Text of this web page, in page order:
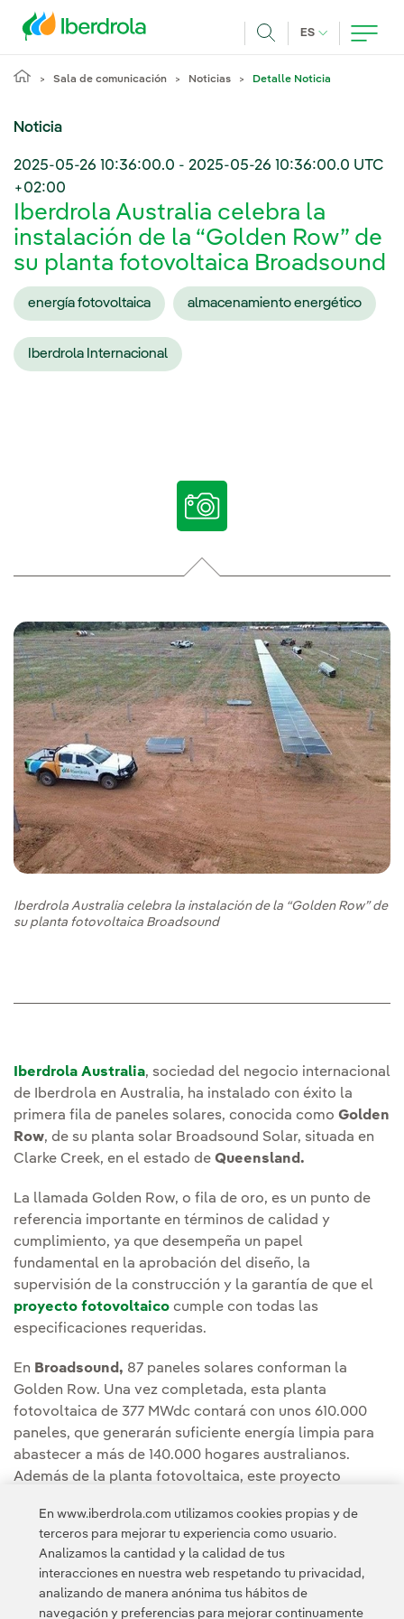
ES IDIOMA
Sala de comunicación Noticias Detalle Noticia
Noticia
2025-05-26 10:36:00.0 - 2025-05-26 10:36:00.0 UTC
+02:00
Iberdrola Australia celebra la
instalación de la “Golden Row” de
su planta fotovoltaica Broadsound
energía fotovoltaica almacenamiento energético
Iberdrola Internacional
Iberdrola Australia celebra la instalación de la “Golden Row” de
su planta fotovoltaica Broadsound
Iberdrola Australia, sociedad del negocio internacional
de Iberdrola en Australia, ha instalado con éxito la
primera fila de paneles solares, conocida como Golden
Row, de su planta solar Broadsound Solar, situada en
Clarke Creek, en el estado de Queensland.
La llamada Golden Row, o fila de oro, es un punto de
referencia importante en términos de calidad y
cumplimiento, ya que desempeña un papel
fundamental en la aprobación del diseño, la
supervisión de la construcción y la garantía de que el
proyecto fotovoltaico cumple con todas las
especificaciones requeridas.
En Broadsound, 87 paneles solares conforman la
Golden Row. Una vez completada, esta planta
fotovoltaica de 377 MWdc contará con unos 610.000
paneles, que generarán suficiente energía limpia para
abastecer a más de 140.000 hogares australianos.
Además de la planta fotovoltaica, este proyecto
almacenamiento de energía baterías(BESS) de 180
MW.
En www.iberdrola.com utilizamos cookies propias y de
terceros para mejorar tu experiencia como usuario.
Analizamos la cantidad y la calidad de tus
interacciones en nuestra web respetando tu privacidad,
analizando de manera anónima tus hábitos de
navegación y preferencias para mejorar continuamente